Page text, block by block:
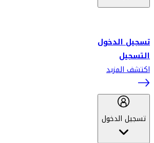
تسجيل الدخول
التسجيل
اكتشف المزيد
تسجيل الدخول